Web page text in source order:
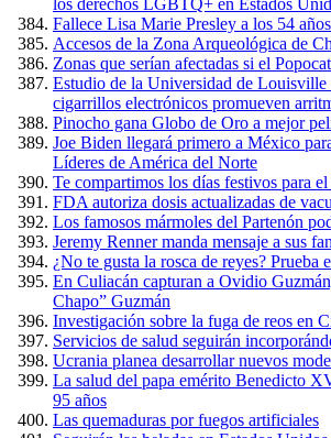
los derechos LGBTQ+ en Estados
Fallece Lisa Marie Presley a los 54
Accesos de la Zona Arqueológica de
Zonas que serían afectadas si el
Estudio de la Universidad de Louisville
cigarrillos electrónicos promueven
Pinocho gana Globo de Oro a mejor
Joe Biden llegará primero a México
Líderes de América del Norte
Te compartimos los días festivos para
FDA autoriza dosis actualizadas de
Los famosos mármoles del Partenón
Jeremy Renner manda mensaje a sus
¿No te gusta la rosca de reyes? Prueba
En Culiacán capturan a Ovidio
Chapo” Guzmán
Investigación sobre la fuga de reos en
Servicios de salud seguirán
Ucrania planea desarrollar nuevos
La salud del papa emérito Benedicto
95 años
Las quemaduras por fuegos artificiales